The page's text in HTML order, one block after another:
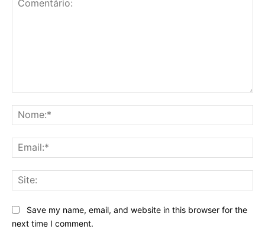
Save my name, email, and website in this browser for the
next time I comment.